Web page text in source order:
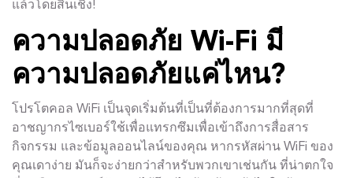
แล้วโดยสิ้นเชิง!
ความปลอดภัย Wi-Fi มี
ความปลอดภัยแค่ไหน?
โปรโตคอล WiFi เป็นจุดเริ่มต้นที่เป็นที่ต้องการมากที่สุดที่
อาชญากรไซเบอร์ใช้เพื่อแทรกซึมเพื่อเข้าถึงการสื่อสาร
กิจกรรม และข้อมูลออนไลน์ของคุณ หากรหัสผ่าน WiFi ของ
คุณเดาง่าย มันก็จะง่ายกว่าสำหรับพวกเขาเช่นกัน ที่น่าตกใจ